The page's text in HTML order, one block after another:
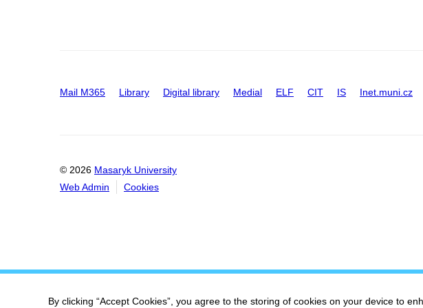
Mail M365 Library Digital library Medial ELF CIT IS Inet.muni.cz
© 2026 Masaryk University
Web Admin
Cookies
By clicking “Accept Cookies”, you agree to the storing of cookies on your device to